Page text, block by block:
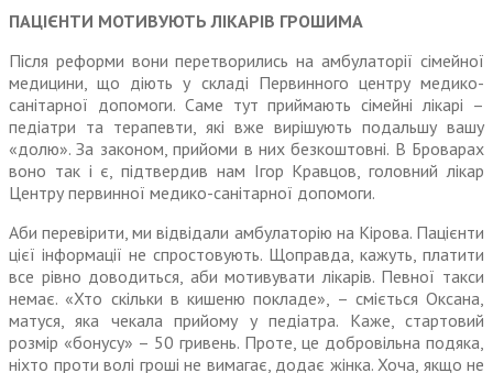
ПАЦІЄНТИ МОТИВУЮТЬ ЛІКАРІВ ГРОШИМА
Після реформи вони пере­творились на амбулаторії сімейної
медицини, що діють у складі Первинного центру медико-
санітарної допомоги. Саме тут приймають сімейні лікарі –
педіатри та терапевти, які вже вирішують подальшу вашу
«долю». За законом, прийоми в них безкоштовні. В Броварах
воно так і є, підтвердив нам Ігор Кравцов, головний лікар
Центру первинної медико-санітарної допомоги.
Аби перевірити, ми відвідали амбулаторію на Кірова. Пацієнти
цієї інформації не спростовують. Щоправда, кажуть, платити
все рівно доводиться, аби мотивувати лікарів. Певної такси
немає. «Хто скільки в кишеню покладе», – сміється Оксана,
матуся, яка чекала прийому у педіатра. Каже, стартовий
розмір «бонусу» – 50 гривень. Проте, це добровільна подяка,
ніхто проти волі гроші не вима­гає, додає жінка. Хоча, якщо не